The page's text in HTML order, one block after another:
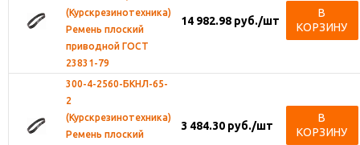
(Курскрезинотехника)
Ремень плоский
приводной ГОСТ
23831-79
14 982.98 руб./шт
В
КОРЗИНУ
300-4-2560-БКНЛ-65-
2
(Курскрезинотехника)
Ремень плоский
3 484.30 руб./шт
В
КОРЗИНУ